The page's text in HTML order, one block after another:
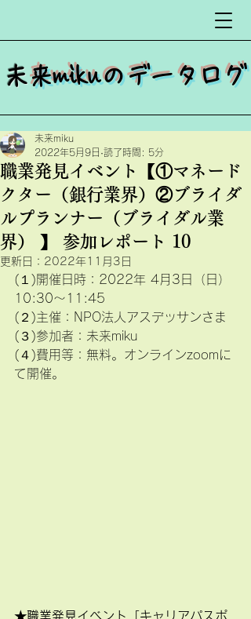
​未来mikuのデータログ
職業発見イベント【①マネード
クター（銀行業界）②ブライダ
ルプランナー（ブライダル業
界） 】 参加レポート 10
未来miku
2022年5月9日 読了時間: 5分
更新日： 2022年11月3日
(１)開催日時：2022年 4月3日（日）
10:30〜11:45
(２)主催：NPO法人アスデッサンさま
(３)参加者：未来miku
(４)費用等：無料。オンラインzoomに
て開催。
★職業発見イベント「キャリアパスポ